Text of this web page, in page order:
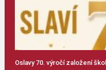
Oslavy 70. výročí založení